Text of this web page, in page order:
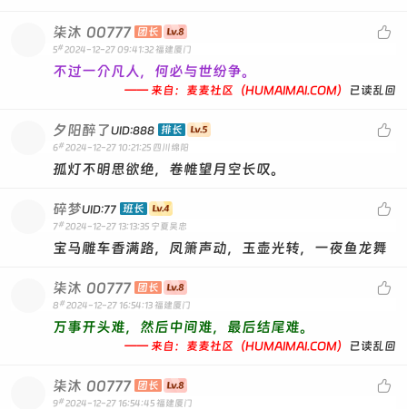

柒沐 00777 团长
5# 2024-12-27 09:41:32 福建厦门
不过一介凡人，何必与世纷争。
—— 来自：麦麦社区（HUMAIMAI.COM） 已读乱回

夕阳醉了UID:888 排长
6# 2024-12-27 10:21:25 四川绵阳
孤灯不明思欲绝，卷帷望月空长叹。

碎梦UID:77 班长
7# 2024-12-27 13:13:35 宁夏吴忠
宝马雕车香满路，凤箫声动，玉壶光转，一夜鱼龙舞

柒沐 00777 团长
8 # 2024-12-27 16:54:13 福建厦门
万事开头难，然后中间难，最后结尾难。
—— 来自：麦麦社区（HUMAIMAI.COM） 已读乱回

柒沐 00777 团长
9# 2024-12-27 16:54:45 福建厦门